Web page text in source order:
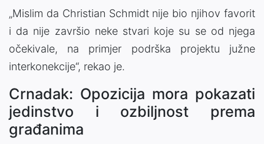
„Mislim da Christian Schmidt nije bio njihov favorit
i da nije završio neke stvari koje su se od njega
očekivale, na primjer podrška projektu južne
interkonekcije“, rekao je.
Crnadak: Opozicija mora pokazati
jedinstvo i ozbiljnost prema
građanima